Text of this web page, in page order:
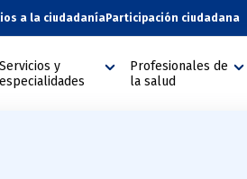
a la ciudadanía Participación ciudadana
Servicios y
especialidades
Profesionales de
la salud